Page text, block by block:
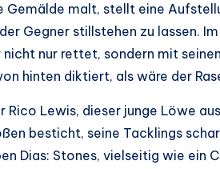
Gemälde malt, stellt eine
Gegner stillstehen zu lassen.
nicht nur rettet, sondern mit
hinten diktiert, als wäre der
Rico Lewis, dieser junge Löwe
besticht, seine Tacklings
Dias: Stones, vielseitig wie